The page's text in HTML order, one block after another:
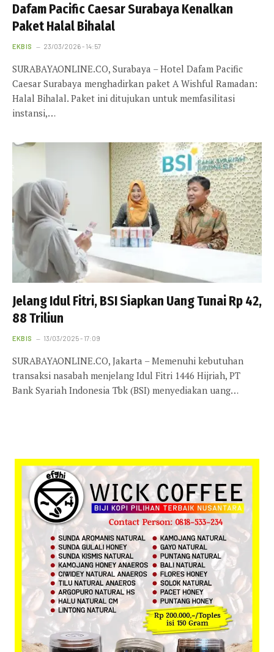
Dafam Pacific Caesar Surabaya Kenalkan
Paket Halal Bihalal
EKBIS 23/03/2026 - 14:57
SURABAYAONLINE.CO, Surabaya – Hotel Dafam Pacific
Caesar Surabaya menghadirkan paket A Wishful Ramadan:
Halal Bihalal. Paket ini ditujukan untuk memfasilitasi
instansi,…
Jelang Idul Fitri, BSI Siapkan Uang Tunai Rp 42,
88 Triliun
EKBIS 13/03/2025 - 17:09
SURABAYAONLINE.CO, Jakarta – Memenuhi kebutuhan
transaksi nasabah menjelang Idul Fitri 1446 Hijriah, PT
Bank Syariah Indonesia Tbk (BSI) menyediakan uang…